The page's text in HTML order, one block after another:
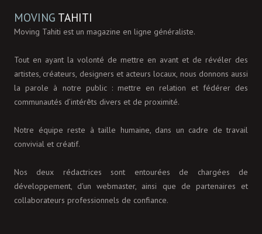
MOVING TAHITI
Moving Tahiti est un magazine en ligne généraliste.
Tout en ayant la volonté de mettre en avant et de révéler des
artistes, créateurs, designers et acteurs locaux, nous donnons aussi
la parole à notre public : mettre en relation et fédérer des
communautés d’intérêts divers et de proximité.
Notre équipe reste à taille humaine, dans un cadre de travail
convivial et créatif.
Nos deux rédactrices sont entourées de chargées de
développement, d'un webmaster, ainsi que de partenaires et
collaborateurs professionnels de confiance.